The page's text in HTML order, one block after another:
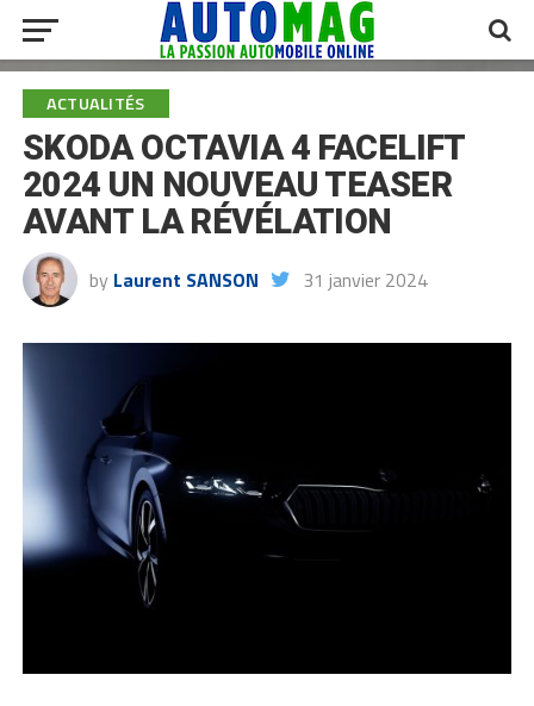
ACTUALITÉS
SKODA OCTAVIA 4 FACELIFT
2024 UN NOUVEAU TEASER
AVANT LA RÉVÉLATION
by Laurent SANSON 31 janvier 2024